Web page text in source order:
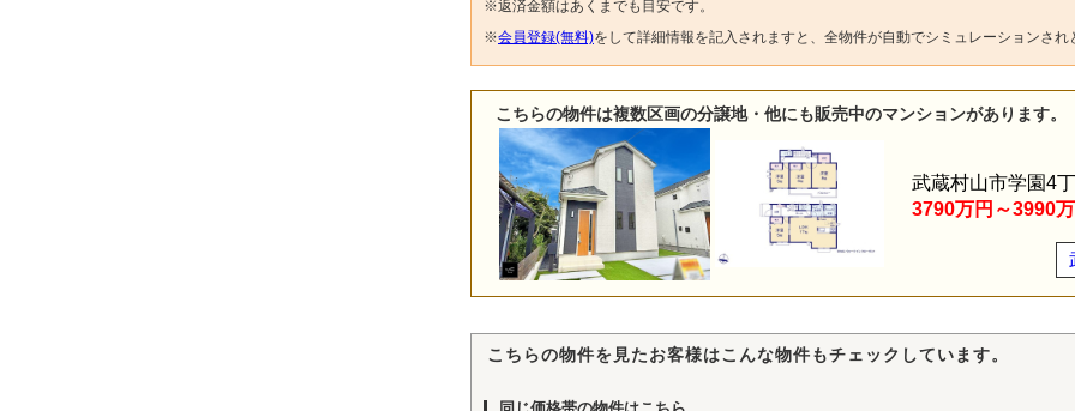
※返済金額はあくまでも目安です。
※会員登録(無料)をして詳細情報を記入されますと、全物件が自動でシミュレーションさ
こちらの物件は複数区画の分譲地・他にも販売中のマンションがあります。
武蔵村山市学園4
3790万円～3990
こちらの物件を見たお客様はこんな物件もチェックしています。